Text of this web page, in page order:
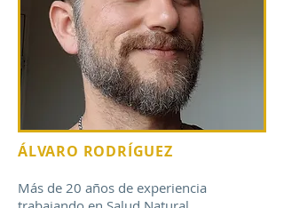
ÁLVARO RODRÍGUEZ
Más de 20 años de experiencia